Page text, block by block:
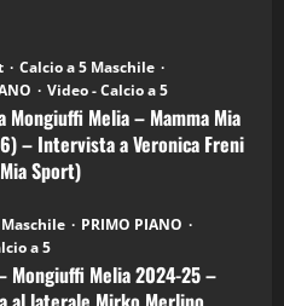
Calcio a 5 Maschile
Video - Calcio a 5
Mongiuffi Melia – Mamma Mia
– Intervista a Veronica Freni
Sport)
PRIMO PIANO
a 5
Mongiuffi Melia 2024-25 –
in Podcast
in Podcast: 28^ Puntata
Aprile 2026)
in Podcast: 27^ Puntata
Aprile 2026)